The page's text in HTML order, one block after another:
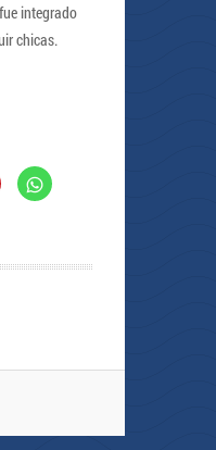
integrado
chicas.
Haz
clic
abre